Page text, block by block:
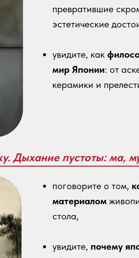
превратившие
эстетические
увидите, как
мир Японии: от
керамики и
поговорите о том,
материалом
стола,
увидите, почему
Дыхание пустоты: ма,